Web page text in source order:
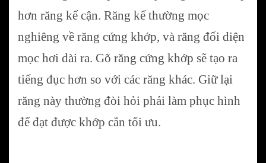
hơn răng kế cận. Răng kế thường mọc
nghiêng về răng cứng khớp, và răng đối diện
mọc hơi dài ra. Gõ răng cứng khớp sẽ tạo ra
tiếng đục hơn so với các răng khác. Giữ lại
răng này thường đòi hỏi phải làm phục hình
để đạt được khớp cắn tối ưu.